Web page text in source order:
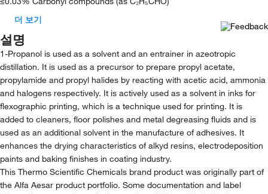
더 보기
설명
1-Propanol is used as a solvent and an entrainer in azeotropic
distillation. It is used as a precursor to prepare propyl acetate,
propylamide and propyl halides by reacting with acetic acid, ammonia
and halogens respectively. It is actively used as a solvent in inks for
flexographic printing, which is a technique used for printing. It is
added to cleaners, floor polishes and metal degreasing fluids and is
used as an additional solvent in the manufacture of adhesives. It
enhances the drying characteristics of alkyd resins, electrodeposition
paints and baking finishes in coating industry.
This Thermo Scientific Chemicals brand product was originally part of
the Alfa Aesar product portfolio. Some documentation and label